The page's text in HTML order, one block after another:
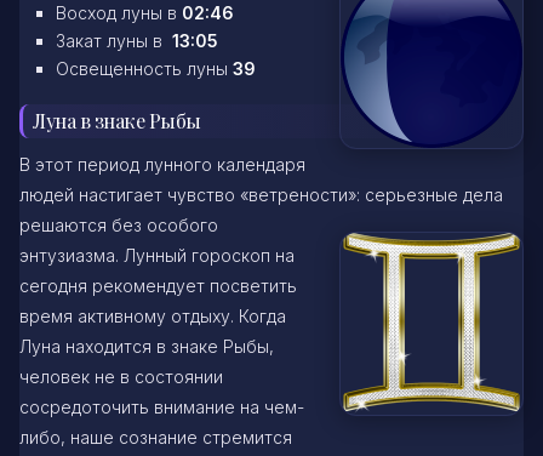
Восход луны в 02:46
Закат луны в 13:05
Освещенность луны 39
Луна в знаке Рыбы
В этот период лунного календаря
людей настигает чувство «ветрености»: серьезные дела
решаются без особого
энтузиазма. Лунный гороскоп на
сегодня рекомендует посветить
время активному отдыху. Когда
Луна находится в знаке Рыбы,
человек не в состоянии
сосредоточить внимание на чем-
либо, наше сознание стремится